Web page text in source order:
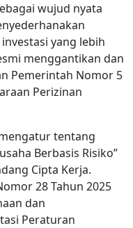
wujud nyata
yang lebih
menggantikan dan
Pemerintah Nomor 5
Perizinan
tentang
Berbasis Risiko”
Cipta Kerja.
28 Tahun 2025
dan
Peraturan